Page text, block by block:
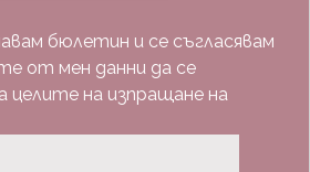
бюлетин и се съгласявам
от мен данни да се
целите на изпращане на